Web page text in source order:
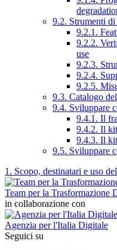
9.2. Strumenti
9.2.1.
9.2.2.
use
9.2.3.
9.2.4.
9.2.5.
9.3. Catalogo
9.4. Sviluppare
9.4.1. Il
9.4.2. Il
9.4.3. Il
9.5. Sviluppare
1. Scopo, destinatari e uso
Team per la Trasformazione
in collaborazione con
Agenzia per l'Italia Digitale
Seguici su